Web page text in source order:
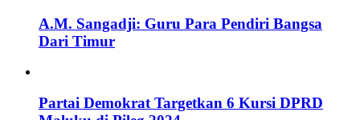
A.M. Sangadji: Guru Para Pendiri Bangsa
Dari Timur
Partai Demokrat Targetkan 6 Kursi DPRD